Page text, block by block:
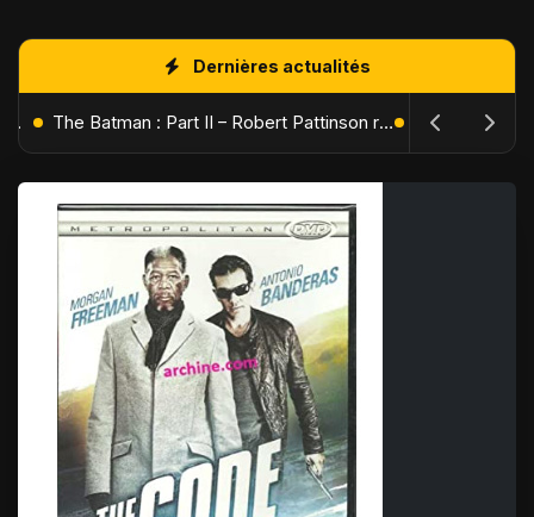
Dernières actualités
L'Âge de Glace : Le Réveil du Volcan – Manny, Sid et Diego de retour pour une aventure explosive The Batman : Part II – Robert Pattinson replonge dans les ténèbres de Gotham dès octobre 2027